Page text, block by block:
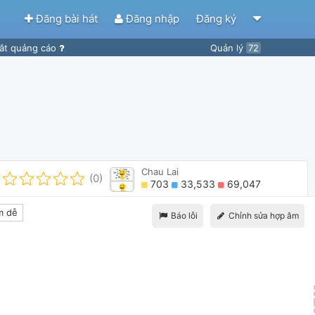
Đăng bài hát Đăng nhập Đăng ký
quảng cáo Quản lý 72
(0)
Chau Lai
703 33,533 69,047
Báo lỗi Chỉnh sửa hợp âm
dễ